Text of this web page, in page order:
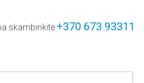
skambinkite+370 673 93311